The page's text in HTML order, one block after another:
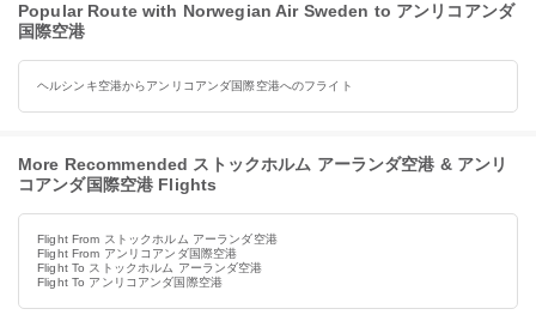
Popular Route with Norwegian Air Sweden to アンリコアンダ
国際空港
ヘルシンキ空港からアンリコアンダ国際空港へのフライト
More Recommended ストックホルム アーランダ空港 & アンリ
コアンダ国際空港 Flights
Flight From ストックホルム アーランダ空港
Flight From アンリコアンダ国際空港
Flight To ストックホルム アーランダ空港
Flight To アンリコアンダ国際空港